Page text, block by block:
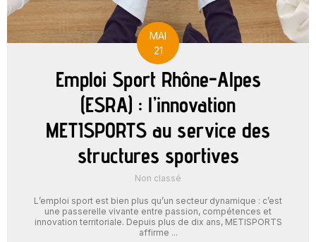
MAI
21
Emploi Sport Rhône-Alpes
(ESRA) : l’innovation
METISPORTS au service des
structures sportives
Non classé
L’emploi sport est bien plus qu’un secteur dynamique : c’est
une passerelle vivante entre passion, compétences et
innovation territoriale. Depuis plus de dix ans, METISPORTS
affirme ...